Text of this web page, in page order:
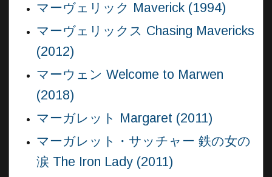
マーヴェリック Maverick (1994)
マーヴェリックス Chasing Mavericks
(2012)
マーウェン Welcome to Marwen
(2018)
マーガレット Margaret (2011)
マーガレット・サッチャー 鉄の女の
涙 The Iron Lady (2011)